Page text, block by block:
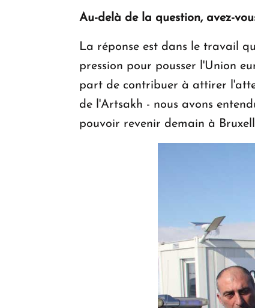
Au-delà de la question, avez-
La réponse est dans le travail
pression pour pousser l'Union
part de contribuer à attirer
de l'Artsakh - nous avons
pouvoir revenir demain à